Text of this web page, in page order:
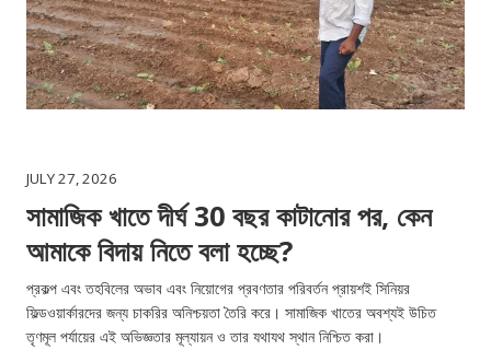
JULY 27, 2026
সামাজিক খাতে দীর্ঘ 30 বছর কাটানোর পর, কেন
আমাকে বিদায় নিতে বলা হচ্ছে?
প্রকল্প এবং তহবিলের অভাব এবং নিয়োগের প্রবণতার পরিবর্তন প্রায়শই সিনিয়র
ফিল্ডওয়ার্কারদের জন্য চাকরির অনিশ্চয়তা তৈরি করে। সামাজিক খাতের অবশ্যই উচিত
তৃণমূল পর্যায়ের এই অভিজ্ঞতার মূল্যায়ন ও তার যথাযথ স্থান নিশ্চিত করা।